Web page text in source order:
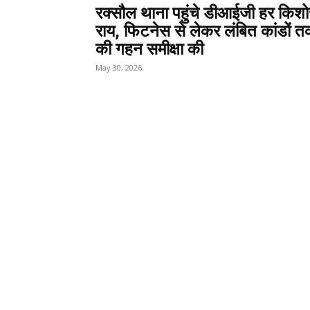
रक्सौल थाना पहुंचे डीआईजी हर
राय, फिटनेस से लेकर लंबित कांडों
की गहन समीक्षा की
May 30, 2026